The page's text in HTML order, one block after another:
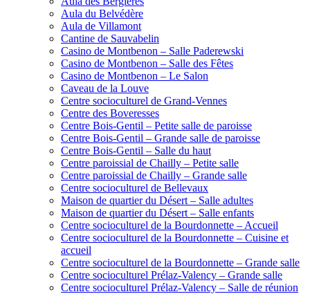
Aula du Belvédère
Aula de Villamont
Cantine de Sauvabelin
Casino de Montbenon – Salle Paderewski
Casino de Montbenon – Salle des Fêtes
Casino de Montbenon – Le Salon
Caveau de la Louve
Centre socioculturel de Grand-Vennes
Centre des Boveresses
Centre Bois-Gentil – Petite salle de paroisse
Centre Bois-Gentil – Grande salle de paroisse
Centre Bois-Gentil – Salle du haut
Centre paroissial de Chailly – Petite salle
Centre paroissial de Chailly – Grande salle
Centre socioculturel de Bellevaux
Maison de quartier du Désert – Salle adultes
Maison de quartier du Désert – Salle enfants
Centre socioculturel de la Bourdonnette – Accueil
Centre socioculturel de la Bourdonnette – Cuisine et
accueil
Centre socioculturel de la Bourdonnette – Grande salle
Centre socioculturel Prélaz-Valency – Grande salle
Centre socioculturel Prélaz-Valency – Salle de réunion